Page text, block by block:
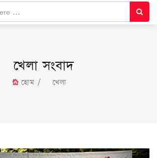
খেলা সংবাদ
হোম খেলা